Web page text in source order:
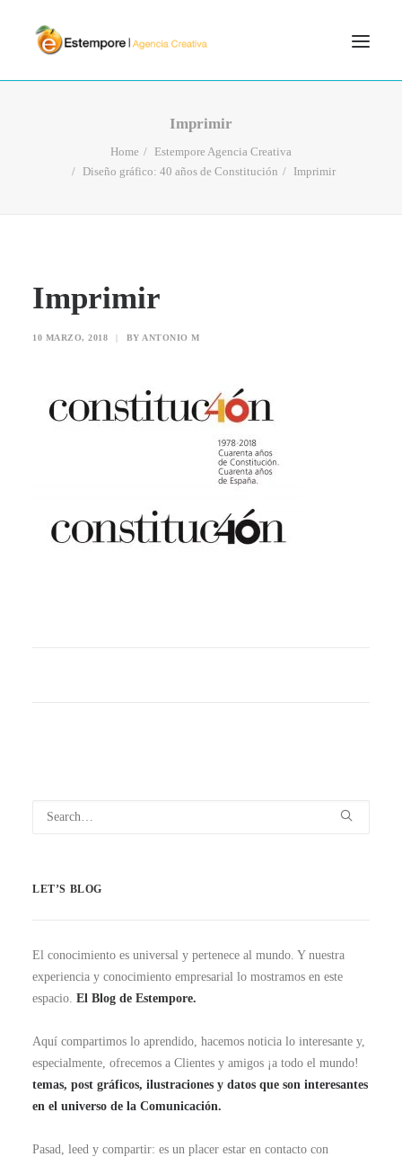
PORTFOLIO
Imprimir
Home
Estempore Agencia Creativa
Diseño gráfico: 40 años de Constitución
Imprimir
Imprimir
10 MARZO, 2018 | BY ANTONIO M
LET’S BLOG
El conocimiento es universal y pertenece al mundo. Y nuestra
experiencia y conocimiento empresarial lo mostramos en este
espacio. El Blog de Estempore.
Aquí compartimos lo aprendido, hacemos noticia lo interesante y,
especialmente, ofrecemos a Clientes y amigos ¡a todo el mundo!
temas, post gráficos, ilustraciones y datos que son interesantes
en el universo de la Comunicación.
Pasad, leed y compartir: es un placer estar en contacto con